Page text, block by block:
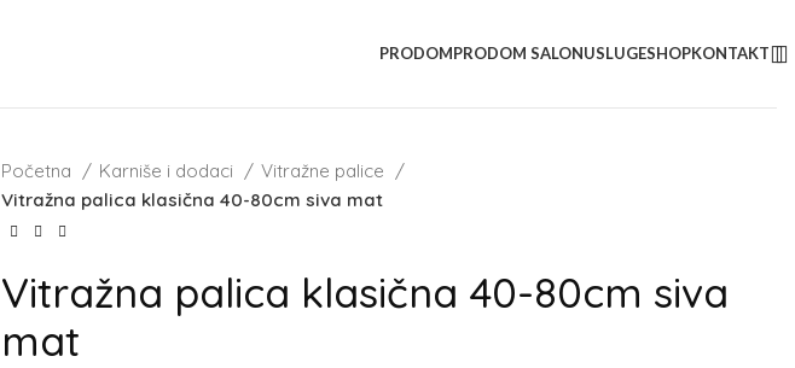
PRODOMPRODOM SALONUSLUGESHOPKONTAKT
Početna Karniše i dodaci
Vitražne palice
Vitražna palica klasična 40-80cm siva mat
Vitražna palica klasična 40-80cm siva
mat